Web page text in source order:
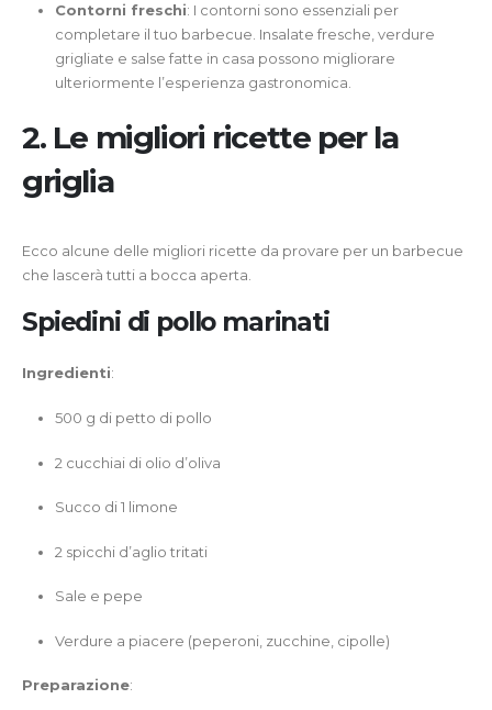
Contorni freschi: I contorni sono essenziali per
completare il tuo barbecue. Insalate fresche, verdure
grigliate e salse fatte in casa possono migliorare
ulteriormente l’esperienza gastronomica.
2. Le migliori ricette per la
griglia
Ecco alcune delle migliori ricette da provare per un barbecue
che lascerà tutti a bocca aperta.
Spiedini di pollo marinati
Ingredienti:
500 g di petto di pollo
2 cucchiai di olio d’oliva
Succo di 1 limone
2 spicchi d’aglio tritati
Sale e pepe
Verdure a piacere (peperoni, zucchine, cipolle)
Preparazione: